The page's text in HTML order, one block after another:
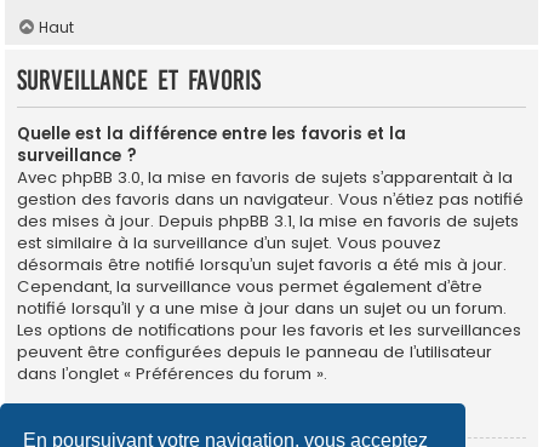
En poursuivant votre navigation, vous acceptez
Haut
Surveillance et favoris
Quelle est la différence entre les favoris et la
surveillance ?
Avec phpBB 3.0, la mise en favoris de sujets s’apparentait à la
gestion des favoris dans un navigateur. Vous n’étiez pas notifié
des mises à jour. Depuis phpBB 3.1, la mise en favoris de sujets
est similaire à la surveillance d’un sujet. Vous pouvez
désormais être notifié lorsqu’un sujet favoris a été mis à jour.
Cependant, la surveillance vous permet également d’être
notifié lorsqu’il y a une mise à jour dans un sujet ou un forum.
Les options de notifications pour les favoris et les surveillances
peuvent être configurées depuis le panneau de l’utilisateur
dans l’onglet « Préférences du forum ».